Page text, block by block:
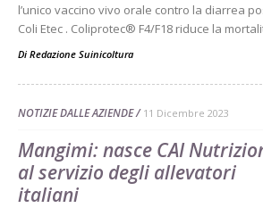
l’unico vaccino vivo orale contro la diarrea
Coli Etec . Coliprotec® F4/F18 riduce la
Di Redazione Suinicoltura
NOTIZIE DALLE AZIENDE 11 Dicembre 2023
Mangimi: nasce CAI
al servizio degli allevatori
italiani